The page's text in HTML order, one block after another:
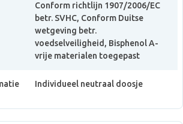
Conform richtlijn 1907/2006/EC
betr. SVHC, Conform Duitse
wetgeving betr.
voedselveiligheid, Bisphenol A-
vrije materialen toegepast
Individueel neutraal doosje